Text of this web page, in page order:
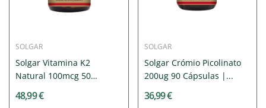
SOLGAR
Solgar Vitamina K2
Natural 100mcg 50
48,99 €
SOLGAR
Solgar Crómio Picolinato
200ug 90 Cápsulas |...
36,99 €